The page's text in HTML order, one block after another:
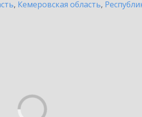
, Кемеровская область,